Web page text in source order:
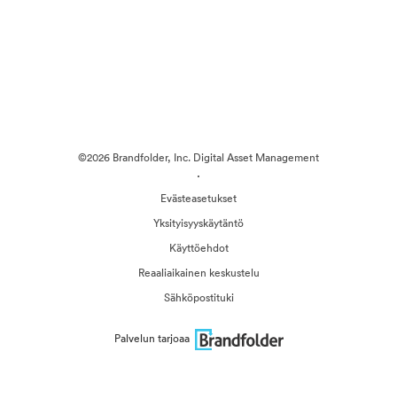
©2026 Brandfolder, Inc. Digital Asset Management
·
Evästeasetukset
Yksityisyyskäytäntö
Käyttöehdot
Reaaliaikainen keskustelu
Sähköpostituki
Palvelun tarjoaa